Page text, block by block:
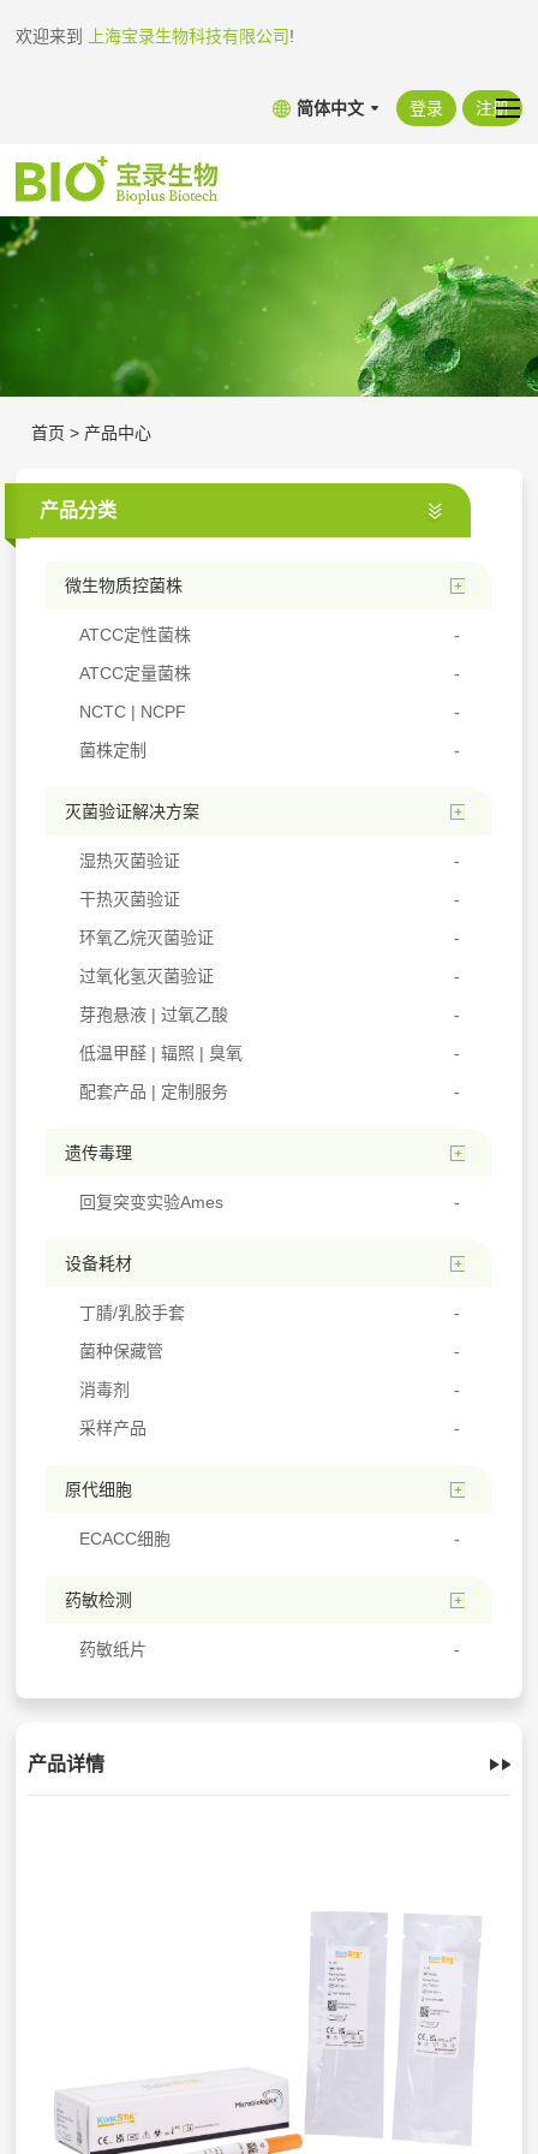
欢迎来到 上海宝录生物科技有限公司!
简体中文 登录 注册
首页 > 产品中心
产品分类
微生物质控菌株
ATCC定性菌株
ATCC定量菌株
NCTC | NCPF
菌株定制
灭菌验证解决方案
湿热灭菌验证
干热灭菌验证
环氧乙烷灭菌验证
过氧化氢灭菌验证
芽孢悬液 | 过氧乙酸
低温甲醛 | 辐照 | 臭氧
配套产品 | 定制服务
遗传毒理
回复突变实验Ames
设备耗材
丁腈/乳胶手套
菌种保藏管
消毒剂
采样产品
原代细胞
ECACC细胞
药敏检测
药敏纸片
产品详情